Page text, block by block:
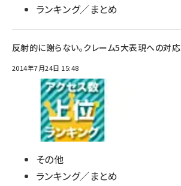
ランキング／まとめ
反射的に謝らない。クレーム5大表現への対応
2014年7月24日 15:48
その他
ランキング／まとめ